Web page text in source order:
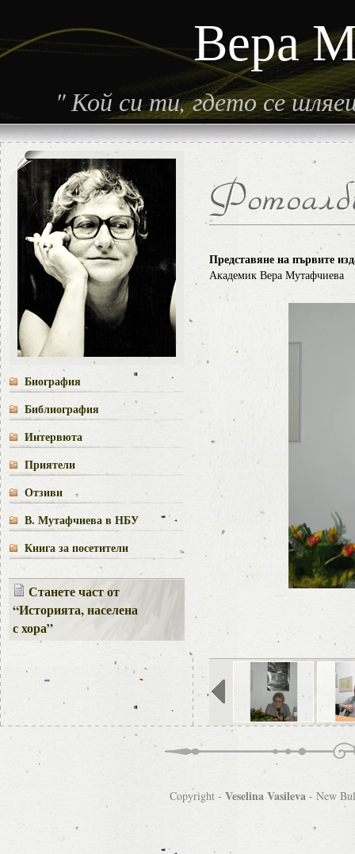
Вера
"Кой си ти, гдето се
Биография
Библиография
Интервюта
Приятели
Отзиви
В. Мутафчиева в НБУ
Книга за посетители
Станете част от
“Историята, населена
с хора”
Представяне на първите
Академик Вера Мутафчиева
Copyright - Veselina Vasileva- New